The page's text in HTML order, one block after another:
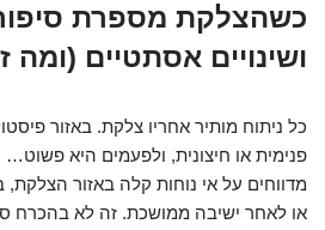
כשהצלקת מספרת
ושינויים אסתטיים (ומה
כל ניתוח מותיר אחריו צלקת. באזור
פנימית או חיצונית, ולפעמים היא
מדווחים על אי נוחות קלה באזור הצלקת,
או לאחר ישיבה ממושכת. זה לא בהכרח